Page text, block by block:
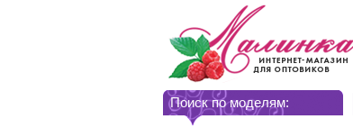
Поиск по моделям: